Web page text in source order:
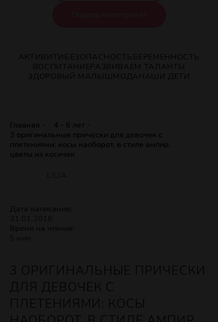
АКТИВИТИ БЕЗОПАСНОСТЬ БЕРЕМЕННОСТЬ
ВОСПИТАНИЕРАЗВИВАЕМ ТАЛАНТЫ
ЗДОРОВЫЙ МАЛЫШМОДА НАШИ ДЕТИ
Главная
4 - 6 лет
3 оригинальные прически для девочек с
плетениями: косы наоборот, в стиле ампир,
цветы из косичек